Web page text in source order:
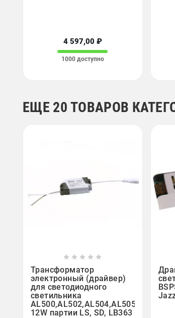
4 597,00 ₽
1000 доступно
ЕЩЕ 20 ТОВАРОВ
    
Трансформатор
электронный (драйвер)
для светодиодного
светильника
AL500,AL502,AL504,AL505
12W партии LS, SD, LB363